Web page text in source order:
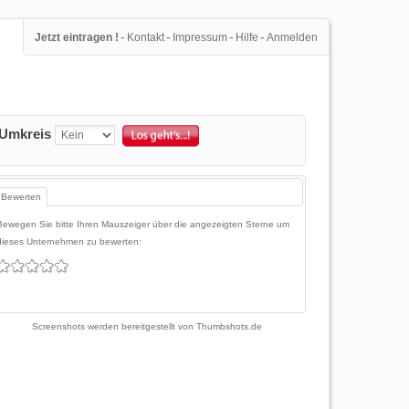
Jetzt eintragen ! - Kontakt- Impressum- Hilfe - Anmelden
Bewerten
Sie bitte Ihren Mauszeiger über die angezeigten Sterne um
Unternehmen zu bewerten:
Screenshots werden bereitgestellt vonThumbshots.de